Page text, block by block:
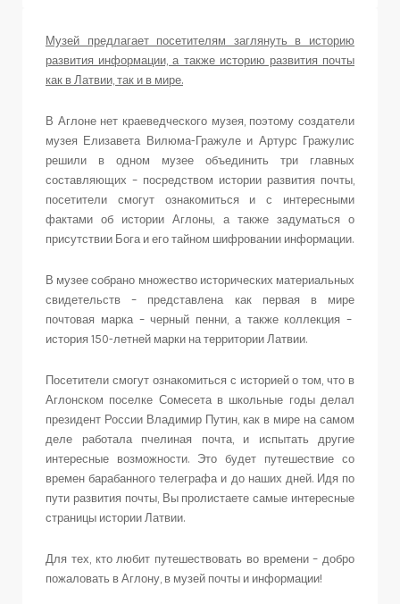
Музей предлагает посетителям заглянуть в историю
развития информации, а также историю развития почты
как в Латвии, так и в мире.
В Аглоне нет краеведческого музея, поэтому создатели
музея Елизавета Вилюма-Гражуле и Артурс Гражулис
решили в одном музее объединить три главных
составляющих – посредством истории развития почты,
посетители смогут ознакомиться и с интересными
фактами об истории Аглоны, а также задуматься о
присутствии Бога и его тайном шифровании информации.
В музее собрано множество исторических материальных
свидетельств – представлена как первая в мире
почтовая марка – черный пенни, а также коллекция –
история 150-летней марки на территории Латвии.
Посетители смогут ознакомиться с историей о том, что в
Аглонском поселке Сомесета в школьные годы делал
президент России Владимир Путин, как в мире на самом
деле работала пчелиная почта, и испытать другие
интересные возможности. Это будет путешествие со
времен барабанного телеграфа и до наших дней. Идя по
пути развития почты, Вы пролистаете самые интересные
страницы истории Латвии.
Для тех, кто любит путешествовать во времени – добро
пожаловать в Аглону, в музей почты и информации!